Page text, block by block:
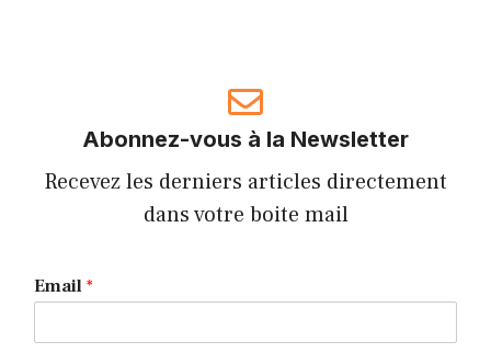
Abonnez-vous à la Newsletter
Recevez les derniers articles directement
dans votre boite mail
Email *